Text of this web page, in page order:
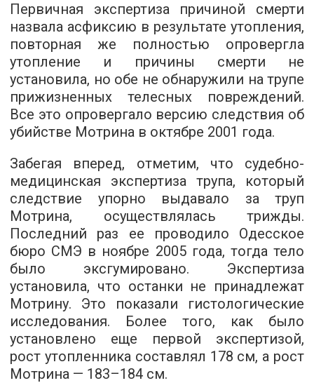
Первичная экспертиза причиной смерти
назвала асфиксию в результате утопления,
повторная же полностью опровергла
утопление и причины смерти не
установила, но обе не обнаружили на трупе
прижизненных телесных повреждений.
Все это опровергало версию следствия об
убийстве Мотрина в октябре 2001 года.
Забегая вперед, отметим, что судебно-
медицинская экспертиза трупа, который
следствие упорно выдавало за труп
Мотрина, осуществлялась трижды.
Последний раз ее проводило Одесское
бюро СМЭ в ноябре 2005 года, тогда тело
было эксгумировано. Экспертиза
установила, что останки не принадлежат
Мотрину. Это показали гистологические
исследования. Более того, как было
установлено еще первой экспертизой,
рост утопленника составлял 178 см, а рост
Мотрина — 183–184 см.